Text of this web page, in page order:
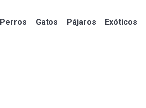
Perros Gatos Pájaros Exóticos
Perros Gatos Pájaros Exóticos